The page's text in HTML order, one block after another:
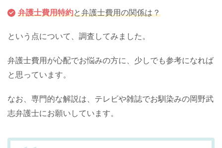
弁護士費用特約と弁護士費用の関係は？
という点について、調査してみました。
弁護士費用が心配でお悩みの方に、少しでも参考になれば
と思っています。
なお、専門的な解説は、テレビや雑誌でお馴染みの岡野武
志弁護士にお願いしています。